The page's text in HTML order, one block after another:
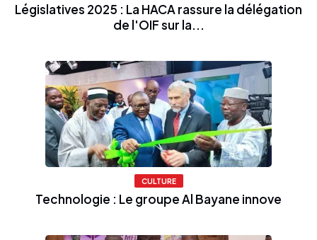
Législatives 2025 : La HACA rassure la délégation
de l'OIF sur la...
CULTURE
Technologie : Le groupe Al Bayane innove